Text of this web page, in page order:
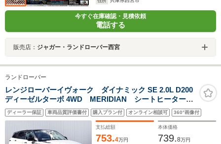
今すぐ在庫確認・見積依頼
電話する
販売店： ジャガー・ランドローバー西宮
ランドローバー
レンジローバーイヴォーク ダイナミック SE 2.0L D200
ディーゼルターボ 4WD MERIDIAN シートヒーター
360度カメラ 運転席メモリーシート ステアリングヒー
ター リバース連動ミラー カープレイ レーンキープ
アシスト ブレーキホールド ワイヤレス充電
ETC2.0 ACC
ディーラー保証 車両品質評価書付 購入プラン付 オンライン相談可 360°画像付
支払総額
753.4万円
本体価格
739.8万円